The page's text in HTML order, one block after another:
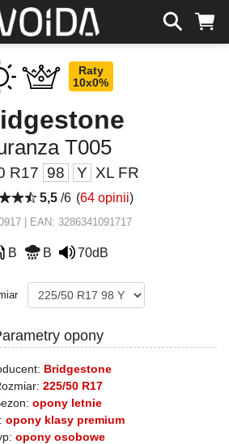
Raty
10x0%
T005
R17 98 Y XL FR
5,5/6 (64 opinii)
| EAN: 3286341091717
B B 70dB
opony
Bridgestone
225/50 R17
opony letnie
opony klasy premium
opony osobowe